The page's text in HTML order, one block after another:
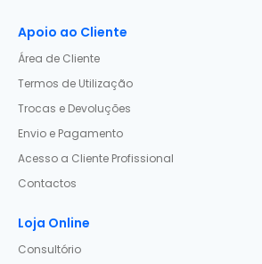
Apoio ao Cliente
Área de Cliente
Termos de Utilização
Trocas e Devoluções
Envio e Pagamento
Acesso a Cliente Profissional
Contactos
Loja Online
Consultório